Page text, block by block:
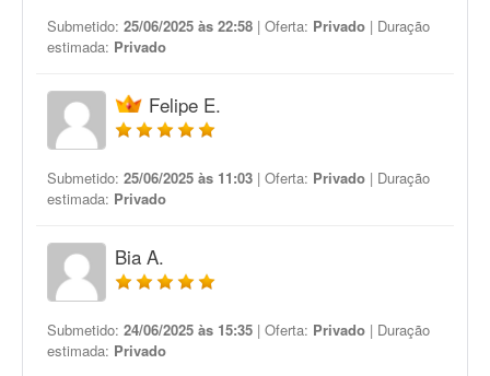
Submetido: 25/06/2025 às 22:58 | Oferta: Privado | Duração
estimada: Privado
Felipe E.
Submetido: 25/06/2025 às 11:03 | Oferta: Privado | Duração
estimada: Privado
Bia A.
Submetido: 24/06/2025 às 15:35 | Oferta: Privado | Duração
estimada: Privado